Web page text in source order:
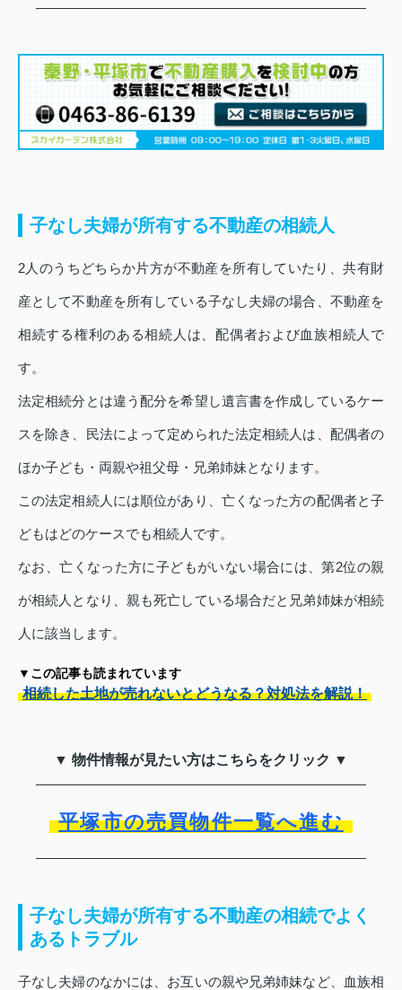
子なし夫婦が所有する不動産の相続人
2人のうちどちらか片方が不動産を所有していたり、共有財
産として不動産を所有している子なし夫婦の場合、不動産を
相続する権利のある相続人は、配偶者および血族相続人で
す。
法定相続分とは違う配分を希望し遺言書を作成しているケー
スを除き、民法によって定められた法定相続人は、配偶者の
ほか子ども・両親や祖父母・兄弟姉妹となります。
この法定相続人には順位があり、亡くなった方の配偶者と子
どもはどのケースでも相続人です。
なお、亡くなった方に子どもがいない場合には、第2位の親
が相続人となり、親も死亡している場合だと兄弟姉妹が相続
人に該当します。
▼この記事も読まれています
相続した土地が売れないとどうなる？対処法を解説！
▼ 物件情報が見たい方はこちらをクリック ▼
平塚市の売買物件一覧へ進む
子なし夫婦が所有する不動産の相続でよく
あるトラブル
子なし夫婦のなかには、お互いの親や兄弟姉妹など、血族相